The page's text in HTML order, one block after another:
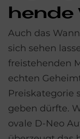
hen­de
Auch das
sich sehen
freistehenden
echten
Preiskategorie
geben dürfte.
ovale D-Neo